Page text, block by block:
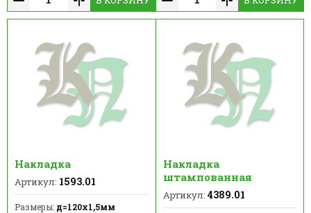
Накладка
Артикул: 1593.01
Размеры: д=120х1,5мм
Накладка
штампованная
Артикул: 4389.01